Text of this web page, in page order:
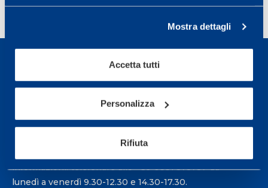
Mostra dettagli
Accetta tutti
Personalizza
Rifiuta
Sport Service Mapei S.r.l. - Via Busto Fagnano 38,
21057 Olgiate Olona (Varese) Italia.
informazioni: telefonare allo +39 0331 575757 da
lunedì a venerdì 9.30-12.30 e 14.30-17.30.